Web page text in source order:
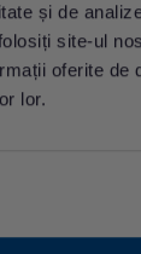
și de
site-ul
oferite de
lor.
indirect